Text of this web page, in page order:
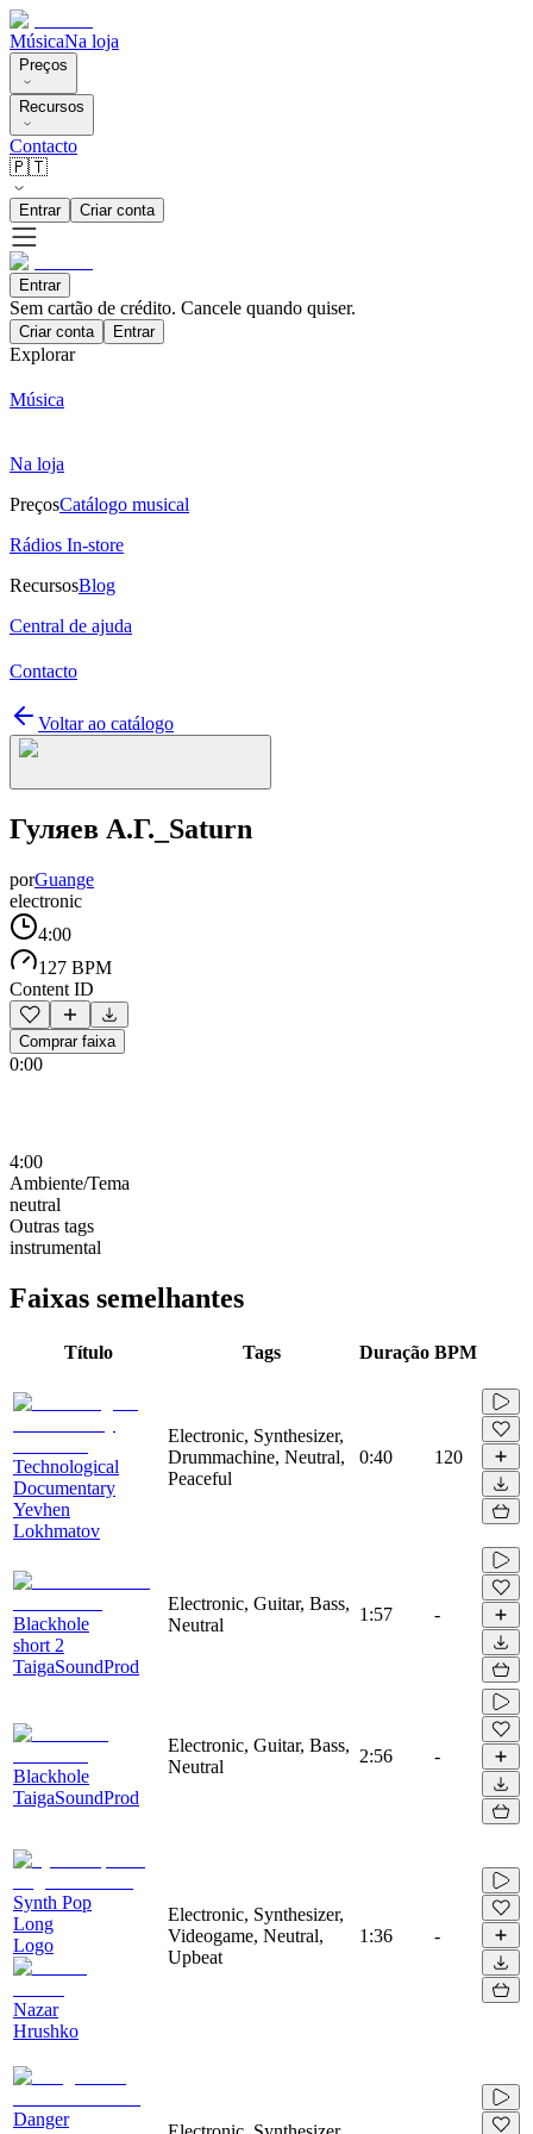
MúsicaNa loja
Preços
Recursos
Contacto
🇵🇹
Entrar Criar conta
Entrar
Sem cartão de crédito. Cancele quando quiser.
Criar conta Entrar
Explorar
Música
Na loja
PreçosCatálogo musical
Rádios In-store
RecursosBlog
Central de ajuda
Contacto
Voltar ao catálogo
Гуляев А.Г._Saturn
porGuange
electronic
4:00
127 BPM
Content ID
Comprar faixa
0:00
4:00
Ambiente/Tema
neutral
Outras tags
instrumental
Faixas semelhantes
Título Tags Duração BPM
Technological
Documentary
Yevhen
Lokhmatov
Electronic, Synthesizer,
Drummachine, Neutral,
Peaceful
0:40 120
Blackhole
short 2
TaigaSoundProd
Electronic, Guitar, Bass,
Neutral
1:57 -
Blackhole
TaigaSoundProd
Electronic, Guitar, Bass,
Neutral
2:56 -
Synth Pop
Long
Logo
Nazar
Hrushko
Electronic, Synthesizer,
Videogame, Neutral,
Upbeat
1:36 -
Danger